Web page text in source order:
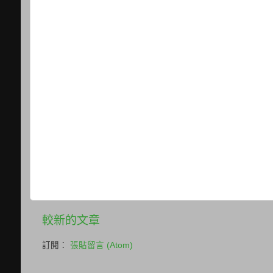
較新的文章
訂閱： 張貼留言 (Atom)